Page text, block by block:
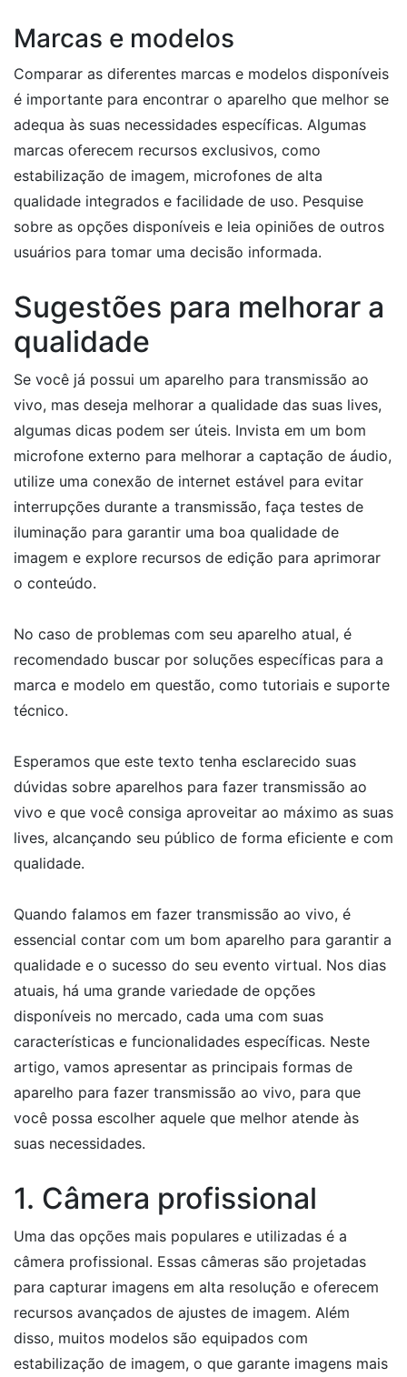
Marcas e modelos
Comparar as diferentes marcas e modelos disponíveis
é importante para encontrar o aparelho que melhor se
adequa às suas necessidades específicas. Algumas
marcas oferecem recursos exclusivos, como
estabilização de imagem, microfones de alta
qualidade integrados e facilidade de uso. Pesquise
sobre as opções disponíveis e leia opiniões de outros
usuários para tomar uma decisão informada.
Sugestões para melhorar a
qualidade
Se você já possui um aparelho para transmissão ao
vivo, mas deseja melhorar a qualidade das suas lives,
algumas dicas podem ser úteis. Invista em um bom
microfone externo para melhorar a captação de áudio,
utilize uma conexão de internet estável para evitar
interrupções durante a transmissão, faça testes de
iluminação para garantir uma boa qualidade de
imagem e explore recursos de edição para aprimorar
o conteúdo.
No caso de problemas com seu aparelho atual, é
recomendado buscar por soluções específicas para a
marca e modelo em questão, como tutoriais e suporte
técnico.
Esperamos que este texto tenha esclarecido suas
dúvidas sobre aparelhos para fazer transmissão ao
vivo e que você consiga aproveitar ao máximo as suas
lives, alcançando seu público de forma eficiente e com
qualidade.
Quando falamos em fazer transmissão ao vivo, é
essencial contar com um bom aparelho para garantir a
qualidade e o sucesso do seu evento virtual. Nos dias
atuais, há uma grande variedade de opções
disponíveis no mercado, cada uma com suas
características e funcionalidades específicas. Neste
artigo, vamos apresentar as principais formas de
aparelho para fazer transmissão ao vivo, para que
você possa escolher aquele que melhor atende às
suas necessidades.
1. Câmera profissional
Uma das opções mais populares e utilizadas é a
câmera profissional. Essas câmeras são projetadas
para capturar imagens em alta resolução e oferecem
recursos avançados de ajustes de imagem. Além
disso, muitos modelos são equipados com
estabilização de imagem, o que garante imagens mais